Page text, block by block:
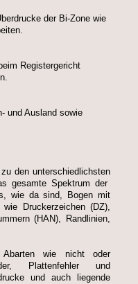
der Bi-Zone wie
Registergericht
und Ausland sowie
den unterschiedlichsten
gesamte Spektrum der
wie da sind, Bogen mit
Druckerzeichen (DZ),
(HAN), Randlinien,
Abarten wie nicht oder
Plattenfehler und
und auch liegende